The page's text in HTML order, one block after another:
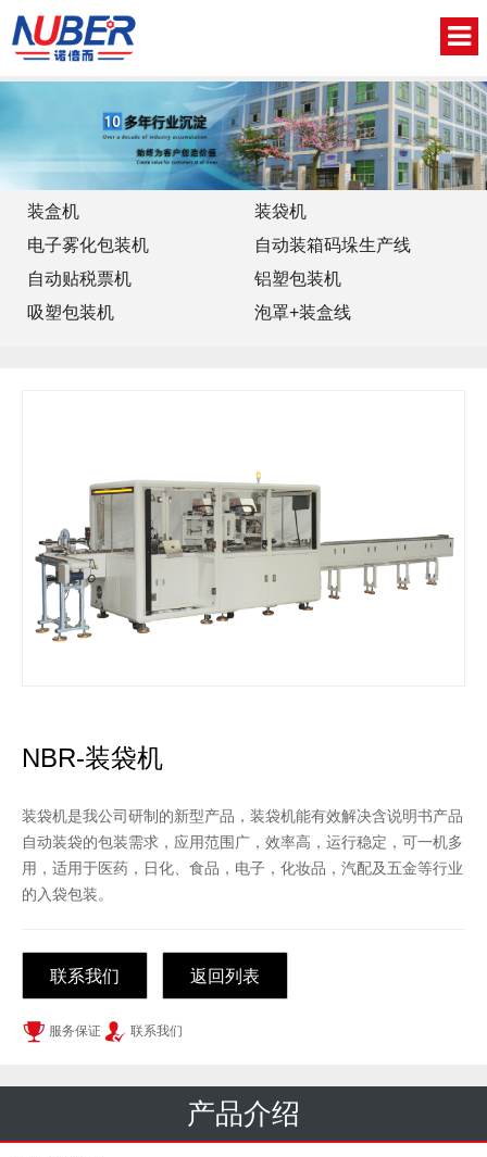
关于我们
新闻中心
产品中心
视频中心
装盒机
装袋机
电子雾化包装机
自动装箱码垛生产线
自动贴税票机
铝塑包装机
吸塑包装机
泡罩+装盒线
NBR-装袋机
装袋机是我公司研制的新型产品，装袋机能有效解决含说明书产品
自动装袋的包装需求，应用范围广，效率高，运行稳定，可一机多
用，适用于医药，日化、食品，电子，化妆品，汽配及五金等行业
的入袋包装。
联系我们 返回列表
服务保证 联系我们
产品介绍